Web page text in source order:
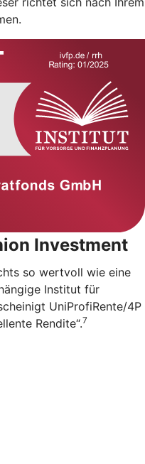
Investment
so wertvoll wie eine
Institut für
UniProfiRente/4P
Rendite“.7